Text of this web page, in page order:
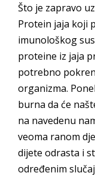
Što je zapravo
Protein jaja koji
imunološkog
proteine iz jaja
potrebno
organizma.
burna da će
na navedenu
veoma ranom
dijete odrasta i
određenim